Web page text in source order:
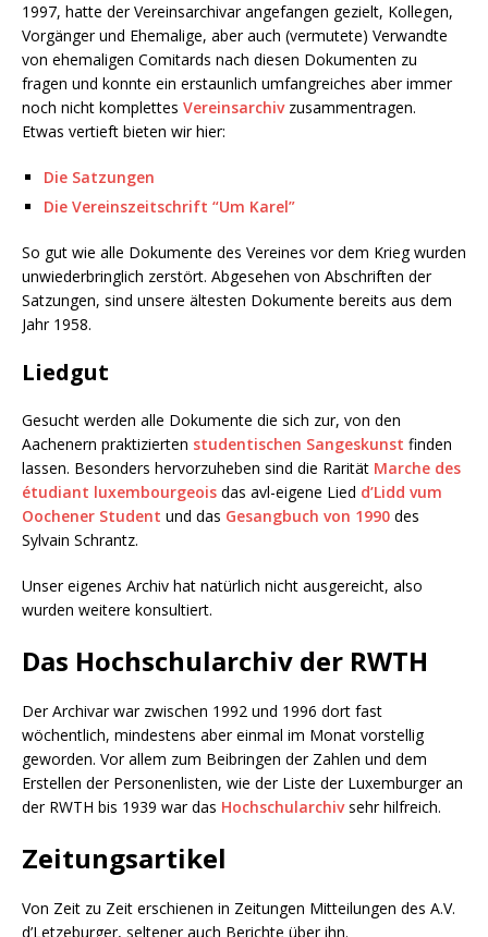
1997, hatte der Vereinsarchivar angefangen gezielt, Kollegen,
Vorgänger und Ehemalige, aber auch (vermutete) Verwandte
von ehemaligen Comitards nach diesen Dokumenten zu
fragen und konnte ein erstaunlich umfangreiches aber immer
noch nicht komplettes Vereinsarchivzusammentragen.
Etwas vertieft bieten wir hier:
Die Satzungen
Die Vereinszeitschrift “Um Karel”
So gut wie alle Dokumente des Vereines vor dem Krieg wurden
unwiederbringlich zerstört. Abgesehen von Abschriften der
Satzungen, sind unsere ältesten Dokumente bereits aus dem
Jahr 1958.
Liedgut
Gesucht werden alle Dokumente die sich zur, von den
Aachenern praktizierten studentischen Sangeskunst finden
lassen. Besonders hervorzuheben sind die Rarität Marche des
étudiant luxembourgeois das avl-eigene Lied d’Lidd vum
Oochener Student und das Gesangbuch von 1990 des
Sylvain Schrantz.
Unser eigenes Archiv hat natürlich nicht ausgereicht, also
wurden weitere konsultiert.
Das Hochschularchiv der RWTH
Der Archivar war zwischen 1992 und 1996 dort fast
wöchentlich, mindestens aber einmal im Monat vorstellig
geworden. Vor allem zum Beibringen der Zahlen und dem
Erstellen der Personenlisten, wie der Liste der Luxemburger an
der RWTH bis 1939 war das Hochschularchivsehr hilfreich.
Zeitungsartikel
Von Zeit zu Zeit erschienen in Zeitungen Mitteilungen des A.V.
d’Letzeburger, seltener auch Berichte über ihn.